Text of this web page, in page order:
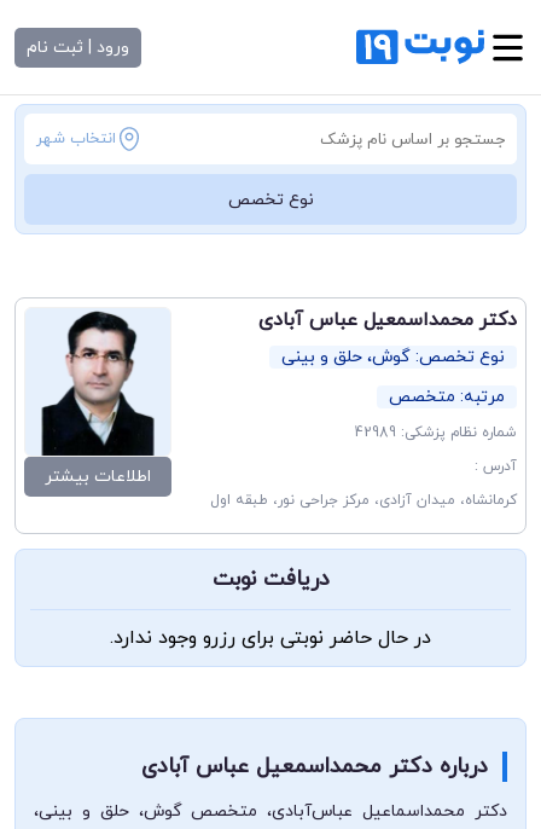
ورود | ثبت نام
انتخاب شهر
نوع تخصص
دکتر محمداسمعیل عباس آبادی
نوع تخصص: گوش، حلق و بینی
مرتبه: متخصص
شماره نظام پزشکی: 42989
آدرس :
کرمانشاه، میدان آزادی، مرکز جراحی نور، طبقه اول
اطلاعات بیشتر
دریافت نوبت
در حال حاضر نوبتی برای رزرو وجود ندارد.
درباره دکتر محمداسمعیل عباس آبادی
دکتر محمداسماعیل عباس‌آبادی، متخصص گوش، حلق و بینی،